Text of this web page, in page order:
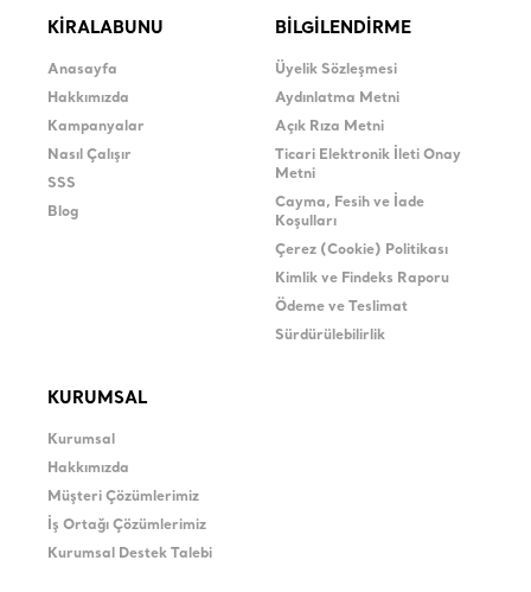
KİRALABUNU
Anasayfa
Hakkımızda
Kampanyalar
Nasıl Çalışır
SSS
Blog
BİLGİLENDİRME
Üyelik Sözleşmesi
Aydınlatma Metni
Açık Rıza Metni
Ticari Elektronik İleti Onay
Metni
Cayma, Fesih ve İade
Koşulları
Çerez (Cookie) Politikası
Kimlik ve Findeks Raporu
Ödeme ve Teslimat
Sürdürülebilirlik
KURUMSAL
Kurumsal
Hakkımızda
Müşteri Çözümlerimiz
İş Ortağı Çözümlerimiz
Kurumsal Destek Talebi